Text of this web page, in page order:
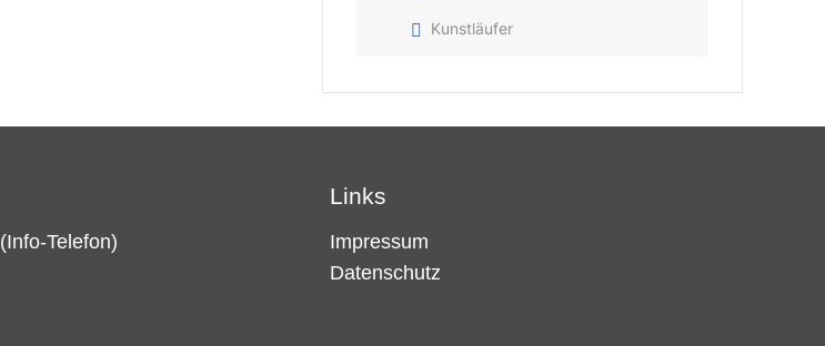
Kunstläufer
(Info-Telefon)
Links
Impressum
Datenschutz